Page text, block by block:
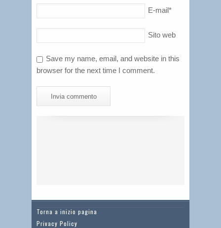
E-mail*
Sito web
Save my name, email, and website in this
browser for the next time I comment.
Torna a inizio pagina
Privacy Policy